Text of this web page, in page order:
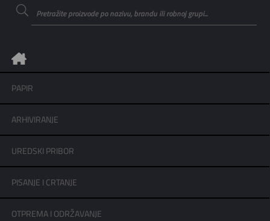
PAPIR
ARHIVIRANJE
UREDSKI PRIBOR
PISANJE I CRTANJE
OTPREMA I ODRŽAVANJE